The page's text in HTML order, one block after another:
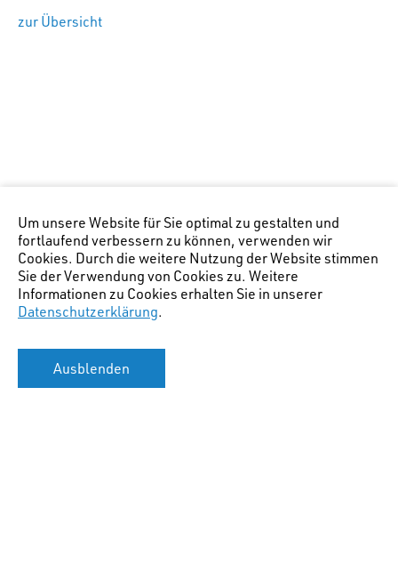
zur Übersicht
Um unsere Website für Sie optimal zu gestalten und
fortlaufend verbessern zu können, verwenden wir
Cookies. Durch die weitere Nutzung der Website stimmen
Sie der Verwendung von Cookies zu. Weitere
Informationen zu Cookies erhalten Sie in unserer
Datenschutzerklärung.
Ausblenden